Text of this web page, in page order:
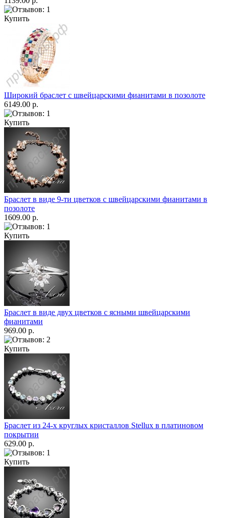
Купить
Широкий браслет с швейцарскими фианитами в позолоте
6149.00 р.
Купить
Браслет в виде 9-ти цветков с швейцарскими фианитами в
позолоте
1609.00 р.
Купить
Браслет в виде двух цветков с ясными швейцарскими
фианитами
969.00 р.
Купить
Браслет из 24-х круглых кристаллов Stellux в платиновом
покрытии
629.00 р.
Купить